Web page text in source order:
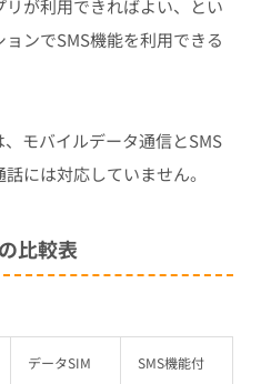
が利用できればよい、とい
ンでSMS機能を利用できる
、モバイルデータ通信とSMS
には対応していません。
比較表
データSIM
SMS機能付